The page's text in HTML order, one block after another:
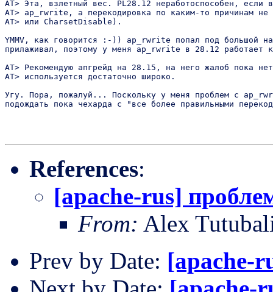
AT> Эта, взлетный вес. PL28.12 неработоспособен, если
AT> ap_rwrite, а перекодировка по каким-то причинам
AT> или CharsetDisable).
YMMV, как говорится :-)) ap_rwrite попал под большой
прилаживал, поэтому у меня ap_rwrite в 28.12 работает
AT> Рекомендую апгрейд на 28.15, на него жалоб пока
AT> используется достаточно широко.
Угу. Пора, пожалуй... Поскольку у меня проблем с
подождать пока чехарда с "все более правильными
References:
[apache-rus]
From: Alex
Prev by Date: [apache-